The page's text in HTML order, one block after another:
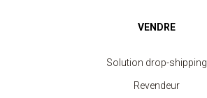
VENDRE
Solution drop-shipping
Revendeur